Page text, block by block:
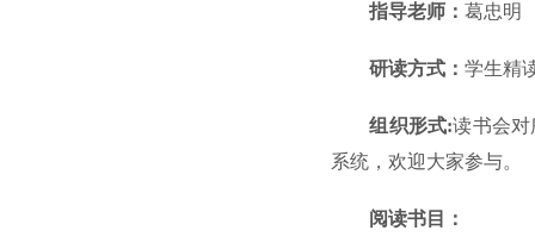
指导老师：葛忠明
研读方式：学生精
组织形式:读书会
系统，欢迎大家参与。
阅读书目：